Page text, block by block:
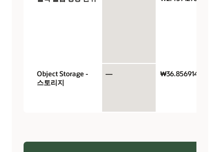
Object Storage -
스토리지
— ₩36.8569146